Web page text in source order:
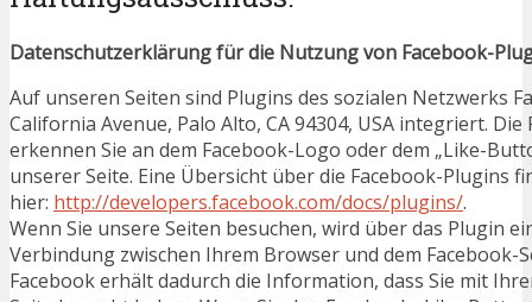
Datenschutzerklärung für die Nutzung von Facebook-
Auf unseren Seiten sind Plugins des sozialen Netzwerks
California Avenue, Palo Alto, CA 94304, USA integriert.
erkennen Sie an dem Facebook-Logo oder dem „Like-
unserer Seite. Eine Übersicht über die Facebook-Plugins
hier: http://developers.facebook.com/docs/plugins/.
Wenn Sie unsere Seiten besuchen, wird über das Plugin
Verbindung zwischen Ihrem Browser und dem Facebook-
Facebook erhält dadurch die Information, dass Sie mit